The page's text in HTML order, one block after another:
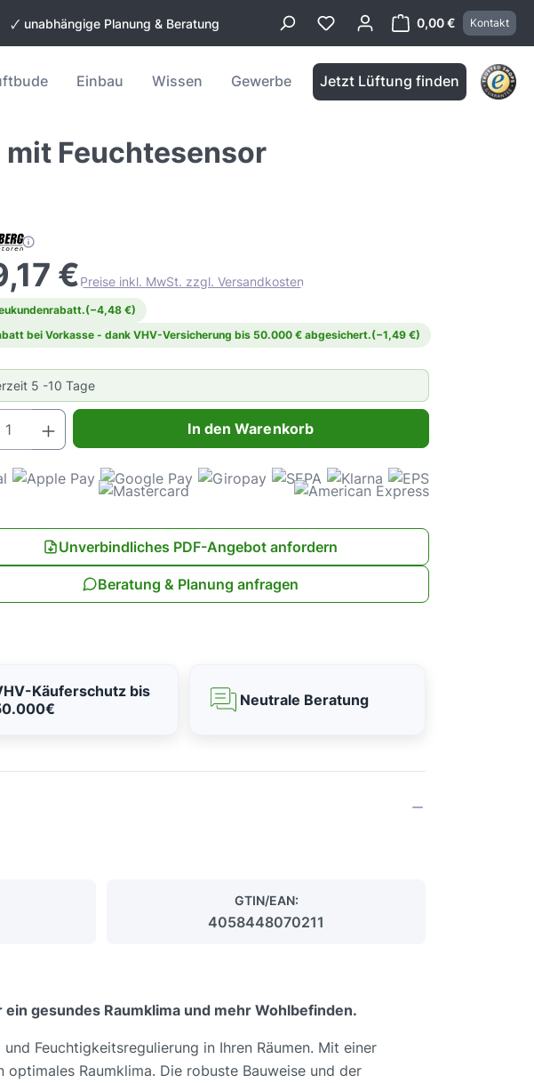
🗸 unabhängige Planung & Beratung 0,00 €
Warenkorb
Kontakt
Einbau Wissen Gewerbe Jetzt Lüftung finden
Feuchtesensor
€Preise inkl. MwSt. zzgl. Versandkosten
(−4,48 €)
bei Vorkasse - dank VHV-Versicherung bis 50.000 € abgesichert.(−1,49 €)
5 -10 Tage
Produkt Anzahl: Gib den gewünschten Wert ein oder benutze die Schaltflächen
In den Warenkorb
Unverbindliches PDF-Angebot anfordern
Beratung & Planung anfragen
Käuferschutz bis
Neutrale Beratung
GTIN/EAN:
4058448070211
gesundes Raumklima und mehr Wohlbefinden.
Feuchtigkeitsregulierung in Ihren Räumen. Mit einer
Raumklima. Die robuste Bauweise und der